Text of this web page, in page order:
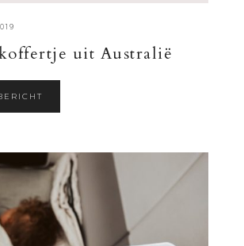
uit Australië